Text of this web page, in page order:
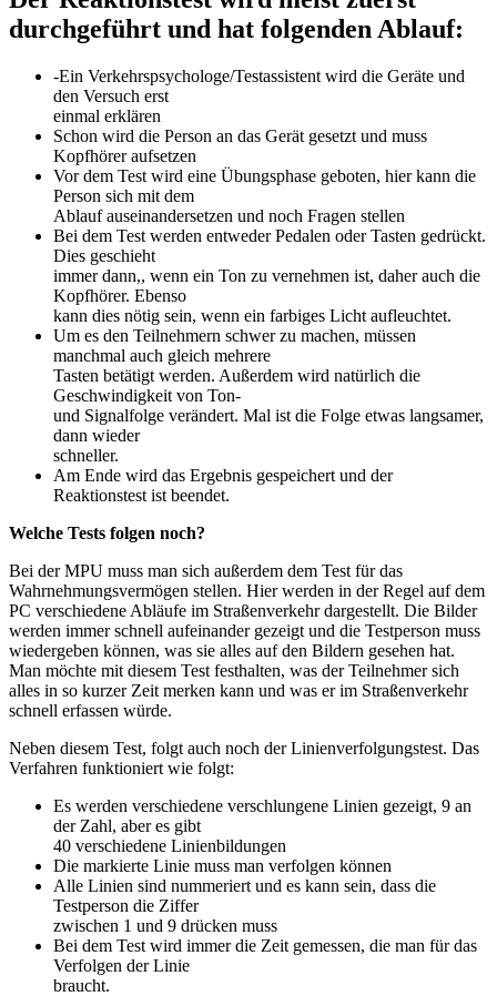
durchgeführt und hat folgenden Ablauf:
-Ein Verkehrspsychologe/Testassistent wird die Geräte und
den Versuch erst
einmal erklären
Schon wird die Person an das Gerät gesetzt und muss
Kopfhörer aufsetzen
Vor dem Test wird eine Übungsphase geboten, hier kann die
Person sich mit dem
Ablauf auseinandersetzen und noch Fragen stellen
Bei dem Test werden entweder Pedalen oder Tasten gedrückt.
Dies geschieht
immer dann,, wenn ein Ton zu vernehmen ist, daher auch die
Kopfhörer. Ebenso
kann dies nötig sein, wenn ein farbiges Licht aufleuchtet.
Um es den Teilnehmern schwer zu machen, müssen
manchmal auch gleich mehrere
Tasten betätigt werden. Außerdem wird natürlich die
Geschwindigkeit von Ton-
und Signalfolge verändert. Mal ist die Folge etwas langsamer,
dann wieder
schneller.
Am Ende wird das Ergebnis gespeichert und der
Reaktionstest ist beendet.
Welche Tests folgen noch?
Bei der MPU muss man sich außerdem dem Test für das
Wahrnehmungsvermögen stellen. Hier werden in der Regel auf dem
PC verschiedene Abläufe im Straßenverkehr dargestellt. Die Bilder
werden immer schnell aufeinander gezeigt und die Testperson muss
wiedergeben können, was sie alles auf den Bildern gesehen hat.
Man möchte mit diesem Test festhalten, was der Teilnehmer sich
alles in so kurzer Zeit merken kann und was er im Straßenverkehr
schnell erfassen würde.
Neben diesem Test, folgt auch noch der Linienverfolgungstest. Das
Verfahren funktioniert wie folgt:
Es werden verschiedene verschlungene Linien gezeigt, 9 an
der Zahl, aber es gibt
40 verschiedene Linienbildungen
Die markierte Linie muss man verfolgen können
Alle Linien sind nummeriert und es kann sein, dass die
Testperson die Ziffer
zwischen 1 und 9 drücken muss
Bei dem Test wird immer die Zeit gemessen, die man für das
Verfolgen der Linie
braucht.